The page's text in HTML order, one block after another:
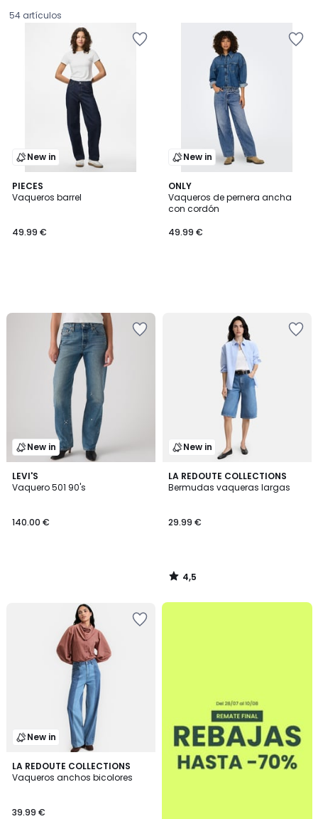
54 artículos
New in
PIECES
Vaqueros barrel
€.
49.99 €
New in
ONLY
Vaqueros de pernera ancha
con cordón
49.99 €
New in
LEVI'S
Vaquero 501 90's
140.00 €
New in
LA REDOUTE COLLECTIONS
Bermudas vaqueras largas
29.99 €
4,5
/ 5
4,5
/
New in
LA REDOUTE COLLECTIONS
Vaqueros anchos bicolores
39.99 €
.